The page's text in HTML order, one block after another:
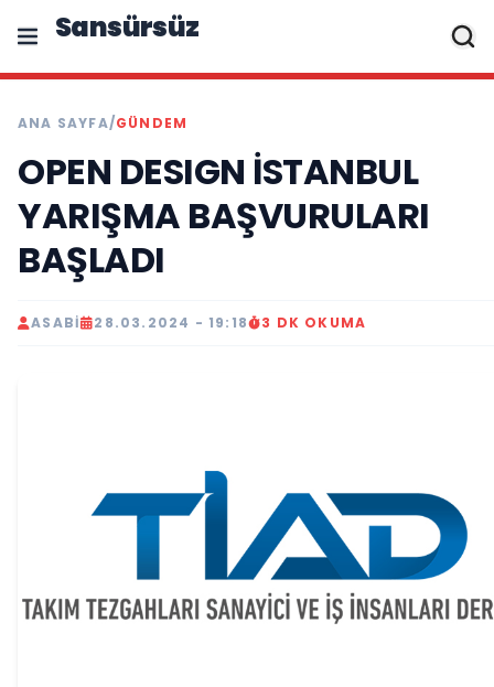
Sansürsüz
ANA SAYFA/GÜNDEM
OPEN DESIGN İSTANBUL
YARIŞMA BAŞVURULARI
BAŞLADI
ASABI 28.03.2024 - 19:18 3 DK OKUMA